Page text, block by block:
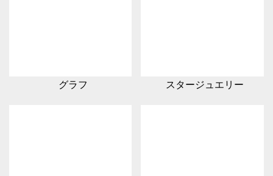
グラフ スタージュエリー